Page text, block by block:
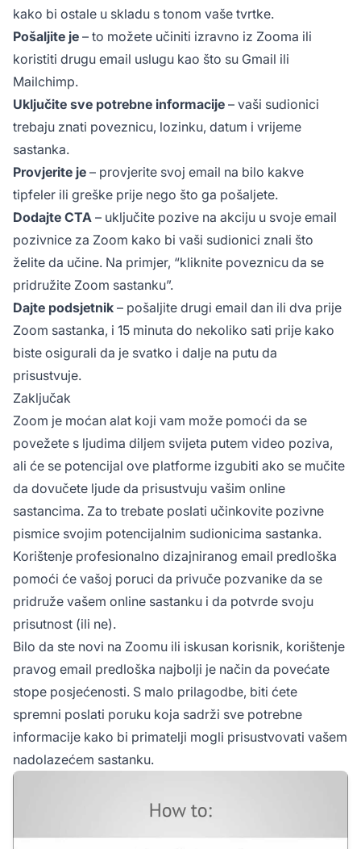
kako bi ostale u skladu s tonom vaše tvrtke.
Pošaljite je – to možete učiniti izravno iz Zooma ili
koristiti drugu email uslugu kao što su Gmail ili
Mailchimp.
Uključite sve potrebne informacije – vaši sudionici
trebaju znati poveznicu, lozinku, datum i vrijeme
sastanka.
Provjerite je – provjerite svoj email na bilo kakve
tipfeler ili greške prije nego što ga pošaljete.
Dodajte CTA – uključite pozive na akciju u svoje email
pozivnice za Zoom kako bi vaši sudionici znali što
želite da učine. Na primjer, “kliknite poveznicu da se
pridružite Zoom sastanku”.
Dajte podsjetnik – pošaljite drugi email dan ili dva prije
Zoom sastanka, i 15 minuta do nekoliko sati prije kako
biste osigurali da je svatko i dalje na putu da
prisustvuje.
Zaključak
Zoom je moćan alat koji vam može pomoći da se
povežete s ljudima diljem svijeta putem video poziva,
ali će se potencijal ove platforme izgubiti ako se mučite
da dovučete ljude da prisustvuju vašim online
sastancima. Za to trebate poslati učinkovite pozivne
pismice svojim potencijalnim sudionicima sastanka.
Korištenje profesionalno dizajniranog email predloška
pomoći će vašoj poruci da privuče pozvanike da se
pridruže vašem online sastanku i da potvrde svoju
prisutnost (ili ne).
Bilo da ste novi na Zoomu ili iskusan korisnik, korištenje
pravog email predloška najbolji je način da povećate
stope posjećenosti. S malo prilagodbe, biti ćete
spremni poslati poruku koja sadrži sve potrebne
informacije kako bi primatelji mogli prisustvovati vašem
nadolazećem sastanku.